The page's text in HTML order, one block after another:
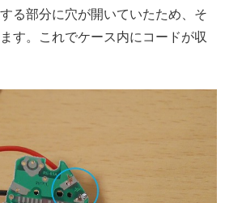
る部分に穴が開いていたため、そ
す。これでケース内にコードが収